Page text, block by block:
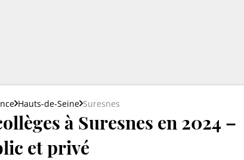
Hauts-de-Seine Suresnes
à Suresnes en 2024 –
et privé